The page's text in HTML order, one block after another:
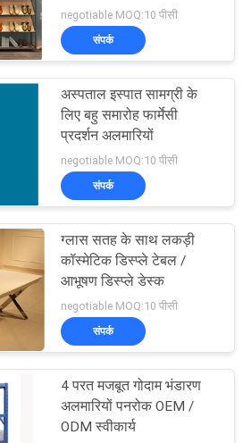
रैक
10
रैक
परत
negotiable MOQ:10 पीसी
संपर्क
अस्पताल इस्पात सामग्री के
लिए बहु समारोह फार्मेसी
प्रदर्शन अलमारियों
negotiable MOQ:10 पीसी
संपर्क
ग्लास सतह के साथ लकड़ी
कॉस्मेटिक डिस्प्ले टेबल /
आभूषण डिस्प्ले डेस्क
negotiable MOQ:10 पीसी
संपर्क
4 परत मजबूत गोदाम भंडारण
अलमारियों पनरोक OEM /
ODM स्वीकार्य